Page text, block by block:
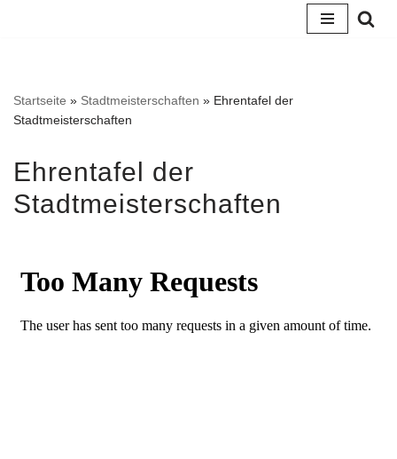
Startseite » Stadtmeisterschaften » Ehrentafel der
Stadtmeisterschaften
Ehrentafel der
Stadtmeisterschaften